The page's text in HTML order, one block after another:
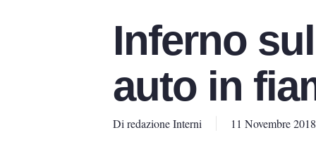
Inferno
auto in
Di redazione Interni 11 Novembre 2018